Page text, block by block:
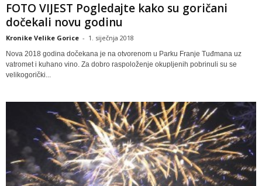
FOTO VIJEST Pogledajte kako su goričani
dočekali novu godinu
Kronike Velike Gorice - 1. siječnja 2018
Nova 2018 godina dočekana je na otvorenom u Parku Franje Tuđmana uz
vatromet i kuhano vino. Za dobro raspoloženje okupljenih pobrinuli su se
velikogorički...